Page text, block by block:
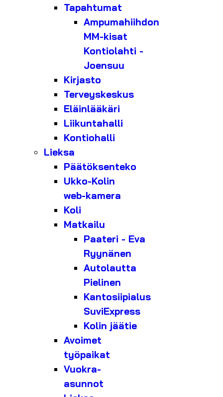
Tapahtumat
Ampumahiihdon
MM-kisat
Kontiolahti -
Joensuu
Kirjasto
Terveyskeskus
Eläinlääkäri
Liikuntahalli
Kontiohalli
Lieksa
Päätöksenteko
Ukko-Kolin
web-kamera
Koli
Matkailu
Paateri - Eva
Ryynänen
Autolautta
Pielinen
Kantosiipialus
SuviExpress
Kolin jäätie
Avoimet
työpaikat
Vuokra-
asunnot